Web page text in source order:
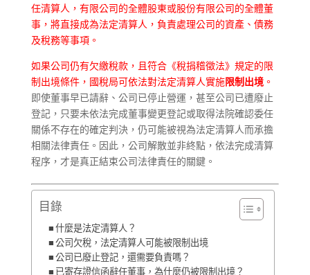
任清算人，有限公司的全體股東或股份有限公司的全體董
事，將直接成為法定清算人，負責處理公司的資產、債務
及稅務等事項。
如果公司仍有欠繳稅款，且符合《稅捐稽徵法》規定的限
制出境條件，國稅局可依法對法定清算人實施限制出境。
即使董事早已請辭、公司已停止營運，甚至公司已遭廢止
登記，只要未依法完成董事變更登記或取得法院確認委任
關係不存在的確定判決，仍可能被視為法定清算人而承擔
相關法律責任。因此，公司解散並非終點，依法完成清算
程序，才是真正結束公司法律責任的關鍵。
目錄
什麼是法定清算人？
公司欠稅，法定清算人可能被限制出境
公司已廢止登記，還需要負責嗎？
已寄存證信函辭任董事，為什麼仍被限制出境？